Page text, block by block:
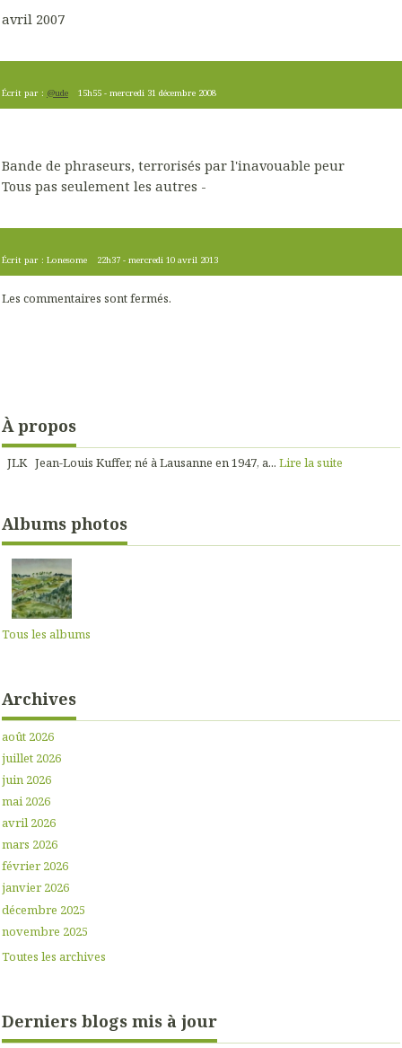
avril 2007
Écrit par : @ude 15h55 -mercredi 31 décembre 2008
Bande de phraseurs, terrorisés par l'inavouable peur
Tous pas seulement les autres -
Écrit par : Lonesome 22h37 -mercredi 10 avril 2013
Les commentaires sont fermés.
À propos
JLK Jean-Louis Kuffer, né à Lausanne en 1947, a... Lire la suite
Albums photos
Tous les albums
Archives
août 2026
juillet 2026
juin 2026
mai 2026
avril 2026
mars 2026
février 2026
janvier 2026
décembre 2025
novembre 2025
Toutes les archives
Derniers blogs mis à jour